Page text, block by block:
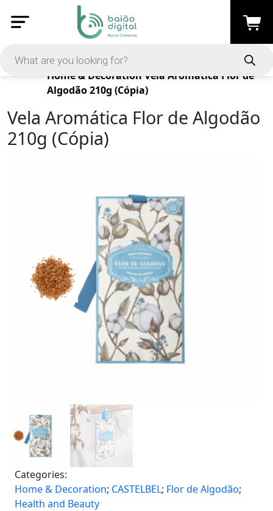
Products
Home & Decoration Vela Aromática Flor de
Algodão 210g (Cópia)
Vela Aromática Flor de Algodão
210g (Cópia)
Categories:
Home & Decoration; CASTELBEL; Flor de Algodão;
Health and Beauty